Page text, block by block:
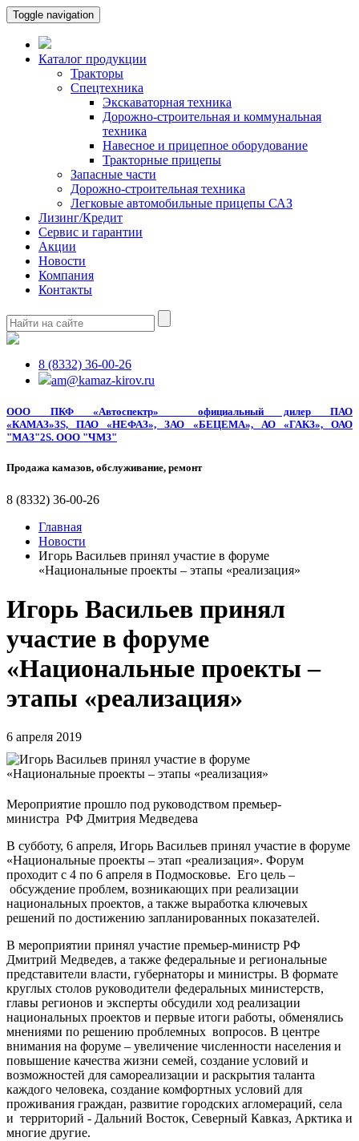
Toggle navigation
Каталог продукции
Тракторы
Спецтехника
Экскаваторная техника
Дорожно-строительная и коммунальная
техника
Навесное и прицепное оборудование
Тракторные прицепы
Запасные части
Дорожно-строительная техника
Легковые автомобильные прицепы САЗ
Лизинг/Кредит
Сервис и гарантии
Акции
Новости
Компания
Контакты
8 (8332) 36-00-26
am@kamaz-kirov.ru
ООО ПКФ «Автоспектр» официальный дилерПАО
«КАМАЗ»3S, ПАО «НЕФАЗ», ЗАО «БЕЦЕМА», АО «ГАКЗ», ОАО
"МАЗ"2S. ООО "ЧМЗ"
Продажа камазов, обслуживание, ремонт
8 (8332) 36-00-26
Главная
Новости
Игорь Васильев принял участие в форуме
«Национальные проекты – этапы «реализация»
Игорь Васильев принял
участие в форуме
«Национальные проекты –
этапы «реализация»
6 апреля 2019
Мероприятие прошло под руководством премьер-
министра РФ Дмитрия Медведева
В субботу, 6 апреля, Игорь Васильев принял участие в форуме
«Национальные проекты – этап «реализация». Форум
проходит с 4 по 6 апреля в Подмосковье. Его цель –
обсуждение проблем, возникающих при реализации
национальных проектов, а также выработка ключевых
решений по достижению запланированных показателей.
В мероприятии принял участие премьер-министр РФ
Дмитрий Медведев, а также федеральные и региональные
представители власти, губернаторы и министры. В формате
круглых столов руководители федеральных министерств,
главы регионов и эксперты обсудили ход реализации
национальных проектов и первые итоги работы, обменялись
мнениями по решению проблемных вопросов. В центре
внимания на форуме – увеличение численности населения и
повышение качества жизни семей, создание условий и
возможностей для самореализации и раскрытия таланта
каждого человека, создание комфортных условий для
проживания граждан, развитие городских агломераций, села
и территорий - Дальний Восток, Северный Кавказ, Арктика и
многие другие.